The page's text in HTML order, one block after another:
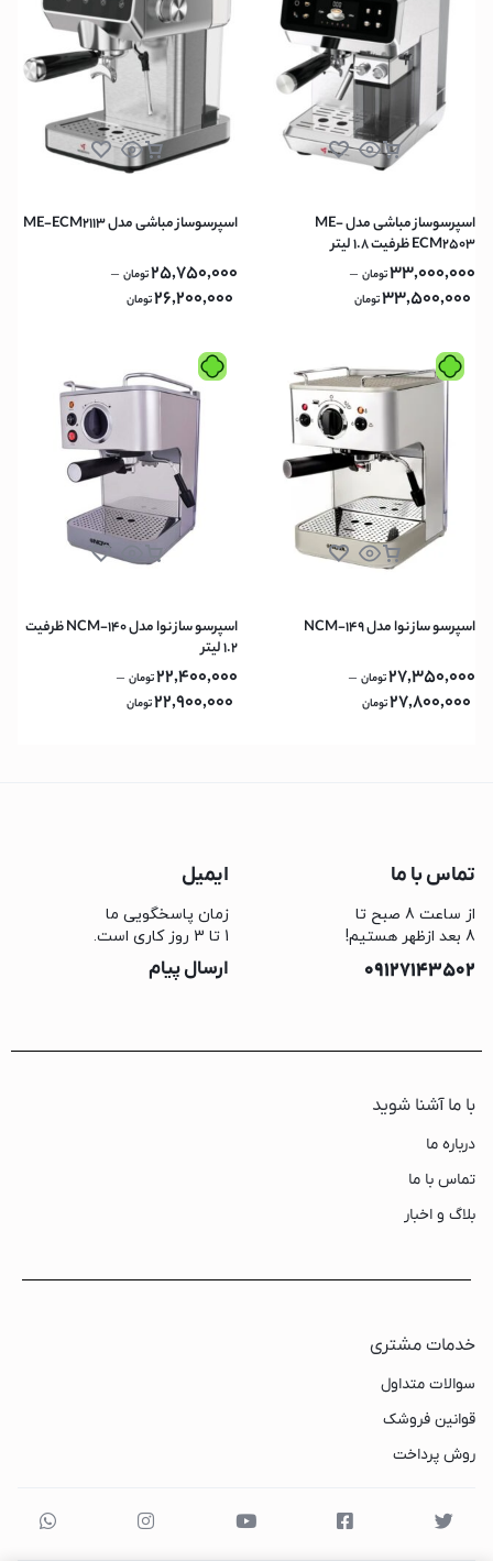
اسپرسوساز مباشی مدل ME-
ECM2503 ظرفیت ۱.۸ لیتر
33,000,000تومان –
33,500,000تومان
اسپرسوساز مباشی مدل ME-ECM2113
25,750,000تومان –
26,200,000تومان
اسپرسو ساز نوا مدل NCM-149
27,350,000تومان –
27,800,000تومان
اسپرسو ساز نوا مدل NCM-140 ظرفیت
۱.۲ لیتر
22,400,000تومان –
22,900,000تومان
تماس با ما
از ساعت 8 صبح تا
8 بعد ازظهر هستیم!
09127143502
ایمیل
زمان پاسخگویی ما
1 تا 3 روز کاری است.
ارسال پیام
با ما آشنا شوید
درباره ما
تماس با ما
بلاگ و اخبار
خدمات مشتری
سوالات متداول
قوانین فروشک
روش پرداخت